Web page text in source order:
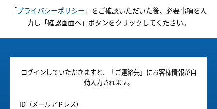
「プライバシーポリシー 」をご確認いただいた後、必要事項を入
力し「確認画面へ」ボタンをクリックしてください。
ログインしていただきますと、「ご連絡先」にお客様情報が自
動入力されます。
ID（メールアドレス）